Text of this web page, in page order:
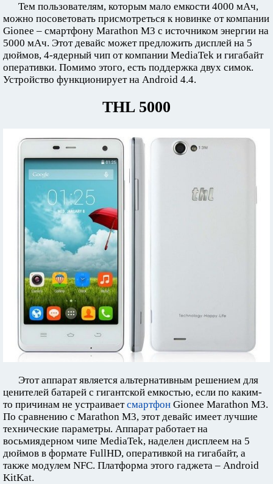
Тем пользователям, которым мало емкости 4000 мАч,
можно посоветовать присмотреться к новинке от компании
Gionee – смартфону Marathon M3 с источником энергии на
5000 мАч. Этот девайс может предложить дисплей на 5
дюймов, 4-ядерный чип от компании MediaTek и гигабайт
оперативки. Помимо этого, есть поддержка двух симок.
Устройство функционирует на Android 4.4.
THL 5000
Этот аппарат является альтернативным решением для
ценителей батарей с гигантской емкостью, если по каким-
то причинам не устраиваетсмартфон Gionee Marathon M3.
По сравнению с Marathon M3, этот девайс имеет лучшие
технические параметры. Аппарат работает на
восьмиядерном чипе MediaTek, наделен дисплеем на 5
дюймов в формате FullHD, оперативкой на гигабайт, а
также модулем NFC. Платформа этого гаджета – Android
KitKat.